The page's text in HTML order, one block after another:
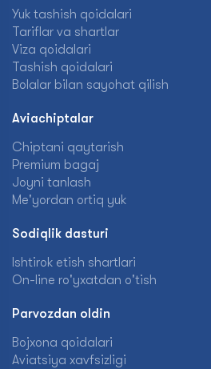
Yuk tashish qoidalari
Tariflar va shartlar
Viza qoidalari
Tashish qoidalari
Bolalar bilan sayohat qilish
Aviachiptalar
Chiptani qaytarish
Premium bagaj
Joyni tanlash
Me'yordan ortiq yuk
Sodiqlik dasturi
Ishtirok etish shartlari
On-line ro'yxatdan o'tish
Parvozdan oldin
Bojxona qoidalari
Aviatsiya xavfsizligi